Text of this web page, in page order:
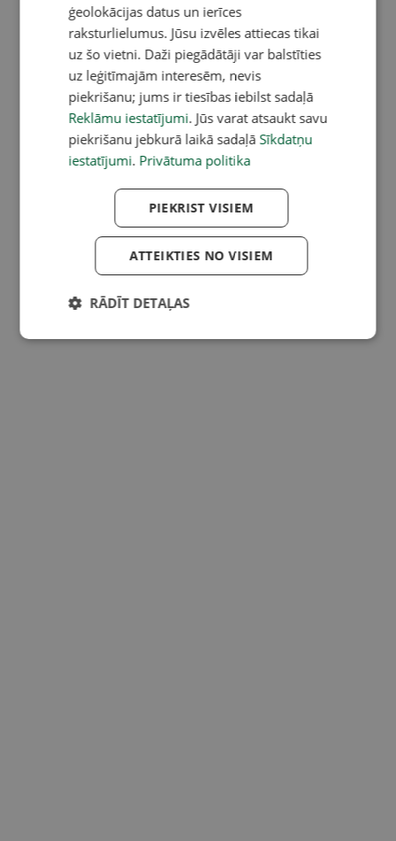
ģeolokācijas datus un ierīces
raksturlielumus. Jūsu izvēles attiecas tikai
uz šo vietni. Daži piegādātāji var balstīties
uz leģitīmajām interesēm, nevis
piekrišanu; jums ir tiesības iebilst sadaļā
Reklāmu iestatījumi. Jūs varat atsaukt savu
piekrišanu jebkurā laikā sadaļā Sīkdatņu
iestatījumi. Privātuma politika
PIEKRIST VISIEM
ATTEIKTIES NO VISIEM
RĀDĪT DETAĻAS